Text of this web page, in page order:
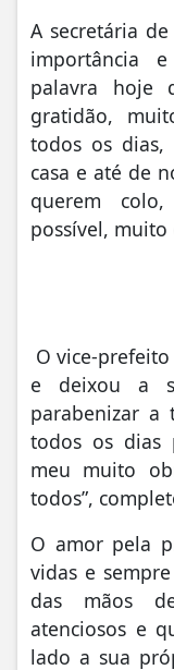
A secretária
importância
palavra hoje
gratidão,
todos os dias,
casa e até de
querem
possível, muito
O vice-
e deixou a
parabenizar a
todos os dias
meu muito
todos”,
O amor pela
vidas e
das mãos
atenciosos e
lado a sua